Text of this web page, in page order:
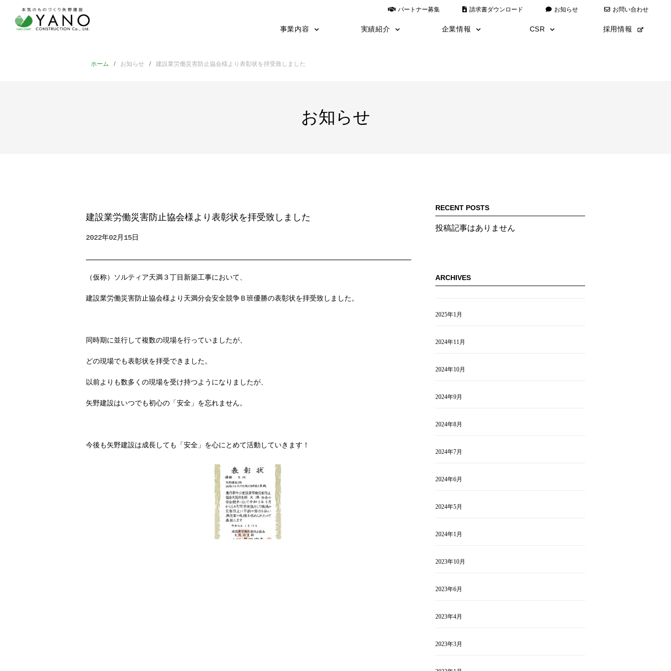
事業内容
yess建築
日鉄物産システム建築
TNF工法
施工の流れ
職長教育
実績紹介 企業情報 CSR 採用情報
パートナー募集 請求書ダウンロード お知らせ お問い合わせ
ホーム お知らせ 建設業労働災害防止協会様より表彰状を拝受致しました
お知らせ
建設業労働災害防止協会様より表彰状を拝受致しました
2022年02月15日
（仮称）ソルティア天満３丁目新築工事において、
建設業労働災害防止協会様より天満分会安全競争Ｂ班優勝の表彰状を拝受致しました。
同時期に並行して複数の現場を行っていましたが、
どの現場でも表彰状を拝受できました。
以前よりも数多くの現場を受け持つようになりましたが、
矢野建設はいつでも初心の「安全」を忘れません。
今後も矢野建設は成長しても「安全」を心にとめて活動していきます！
RECENT POSTS
投稿記事はありません
ARCHIVES
2025年1月
2024年11月
2024年10月
2024年9月
2024年8月
2024年7月
2024年6月
2024年5月
2024年1月
2023年10月
2023年6月
2023年4月
2023年3月